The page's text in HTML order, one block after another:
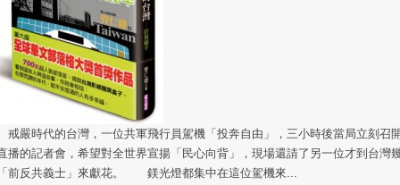
時代的台灣，一位共軍飛行員駕機「投奔自由」，三小時後當局立刻召
播的記者會，希望對全世界宣揚「民心向背」，現場還請了另一位才到台灣
前反共義士」來獻花。 鎂光燈都集中在這位駕機來...